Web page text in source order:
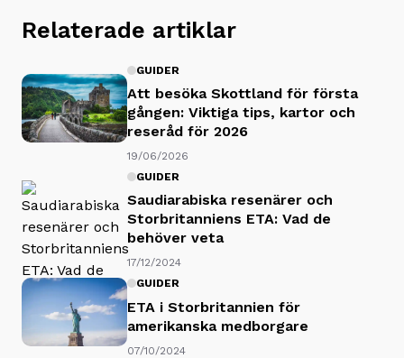
Relaterade artiklar
GUIDER
Att besöka Skottland för första
gången: Viktiga tips, kartor och
reseråd för 2026
19/06/2026
GUIDER
Saudiarabiska resenärer och
Storbritanniens ETA: Vad de
behöver veta
17/12/2024
GUIDER
ETA i Storbritannien för
amerikanska medborgare
07/10/2024